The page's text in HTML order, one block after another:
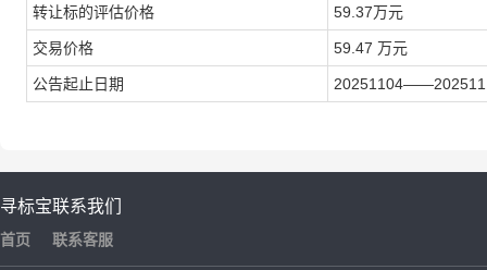
转让标的评估价格 59.37万元
交易价格 59.47 万元
公告起止日期
寻标宝
首页
联系我们
联系客服